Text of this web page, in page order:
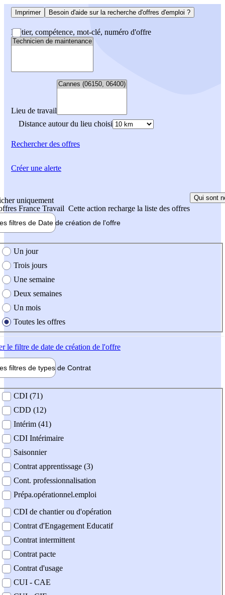
Imprimer Besoin d'aide sur la recherche d'offres d'emploi ?
Métier, compétence, mot-clé, numéro d'offre
Lieu de travail
Distance autour du lieu choisi
Rechercherdes offres
uniquement
France Travail Cette action recharge la liste des offres
Qui sont
filtres de Date de création de l'offre
création de l'offre
Un jour
Trois jours
Une semaine
Deux semaines
Un mois
Toutes les offres
le filtre de date de création de l'offre
filtres de types de Contrat
contrat
CDI (71)
CDD (12)
Intérim (41)
CDI Intérimaire
Saisonnier
Contrat apprentissage (3)
Cont. professionnalisation
Prépa.opérationnel.emploi
CDI de chantier ou d'opération
Contrat d'Engagement Educatif
Contrat intermittent
Contrat pacte
Contrat d'usage
CUI - CAE
Créer une alerte